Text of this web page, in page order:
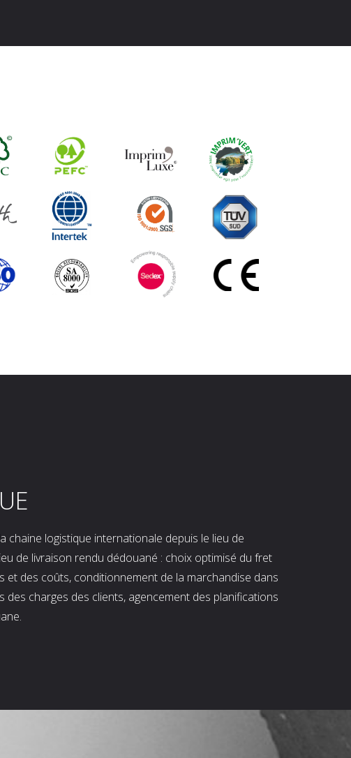
chaine logistique internationale depuis le lieu de
de livraison rendu dédouané : choix optimisé du fret
et des coûts, conditionnement de la marchandise dans
des charges des clients, agencement des planifications